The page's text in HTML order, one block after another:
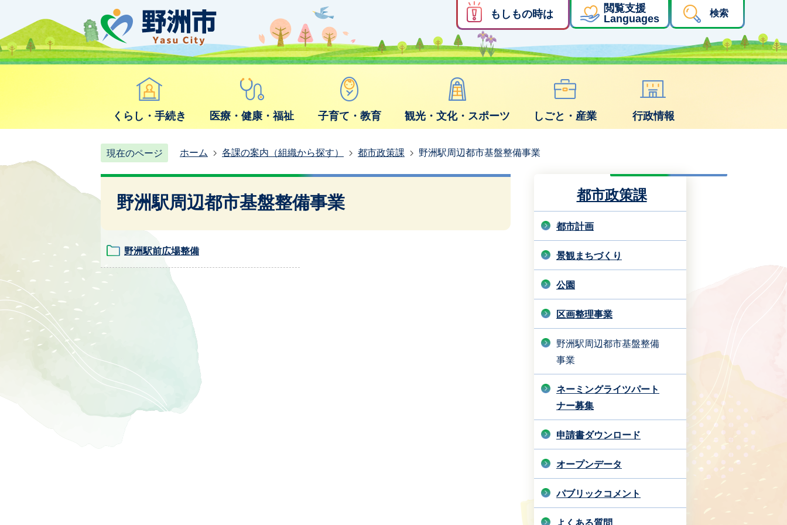
もしもの時は
閲覧支援
Languages
検索
くらし・手続き 医療・健康・福祉 子育て・教育 観光・文化・スポーツ しごと・産業 行政情報
現在のページ ホーム 各課の案内（組織から探す） 都市政策課 野洲駅周辺都市基盤整備事業
野洲駅周辺都市基盤整備事業
野洲駅前広場整備
都市政策課
都市計画
景観まちづくり
公園
区画整理事業
野洲駅周辺都市基盤整備
事業
ネーミングライツパート
ナー募集
申請書ダウンロード
オープンデータ
パブリックコメント
よくある質問